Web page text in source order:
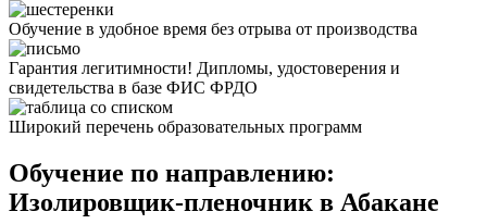
Обучение в удобное время без отрыва от производства
Гарантия легитимности! Дипломы, удостоверения и
свидетельства в базе ФИС ФРДО
Широкий перечень образовательных программ
Обучение по направлению:
Изолировщик-пленочник в Абакане